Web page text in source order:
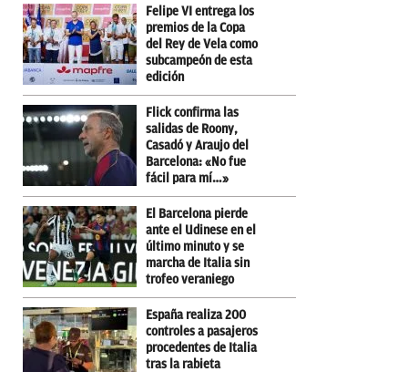
Felipe VI entrega los
premios de la Copa
del Rey de Vela como
subcampeón de esta
edición
Flick confirma las
salidas de Roony,
Casadó y Araujo del
Barcelona: «No fue
fácil para mí…»
El Barcelona pierde
ante el Udinese en el
último minuto y se
marcha de Italia sin
trofeo veraniego
España realiza 200
controles a pasajeros
procedentes de Italia
tras la rabieta